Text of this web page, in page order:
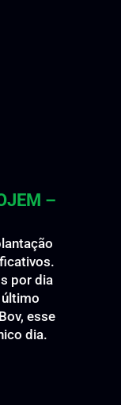
–
por dia
esse
dia.